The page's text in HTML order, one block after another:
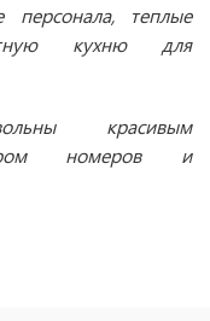
персонала, теплые
кухню для
красивым
номеров и